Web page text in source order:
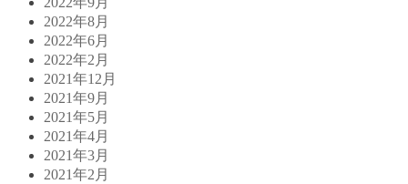
2022年8月
2022年6月
2022年2月
2021年12月
2021年9月
2021年5月
2021年4月
2021年3月
2021年2月